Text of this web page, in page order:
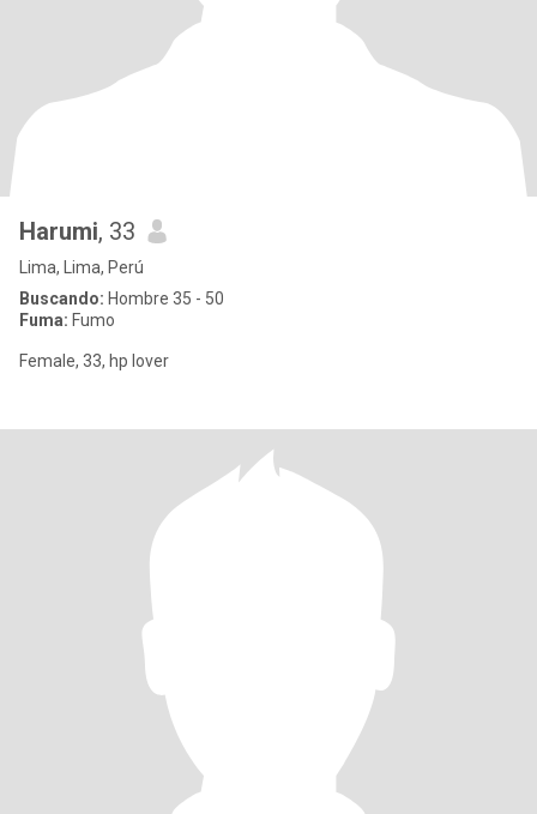
Harumi, 33
Lima, Lima, Perú
Buscando: Hombre 35 - 50
Fuma: Fumo
Female, 33, hp lover